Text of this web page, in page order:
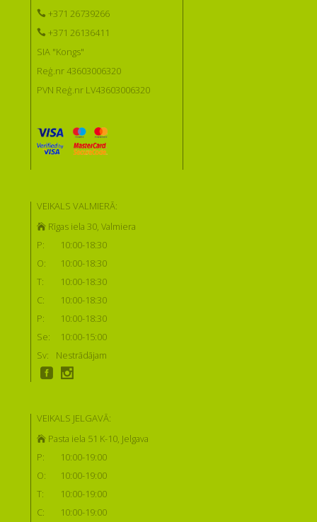
+371 26739266
+371 26136411
SIA "Kongs"
Reģ.nr 43603006320
PVN Reģ.nr LV43603006320
VEIKALS VALMIERĀ:
Rīgas iela 30, Valmiera
P:
10:00-18:30
O:
10:00-18:30
T:
10:00-18:30
C:
10:00-18:30
P:
10:00-18:30
Se:
10:00-15:00
Sv:
Nestrādājam
VEIKALS JELGAVĀ:
Pasta iela 51 K-10, Jelgava
P:
10:00-19:00
O:
10:00-19:00
T:
10:00-19:00
C:
10:00-19:00